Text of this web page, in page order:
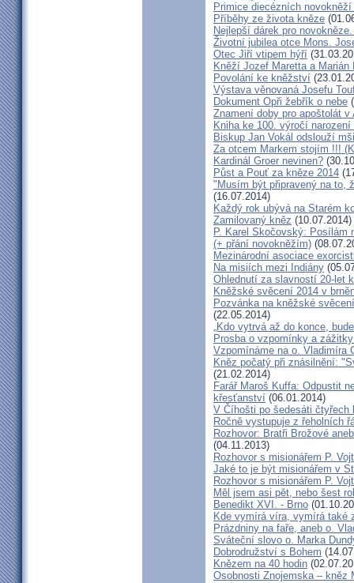
Primice diecézních
Příběhy ze života kněze
Nejlepší dárek pro
Životní jubilea otce Mons.
Otec Jiří vtipem hýří
Kněží Jozef Maretta a Marián
Povolání ke kněžství
Výstava věnovaná Josefu
Dokument Opři žebřík o nebe
Znamení doby pro apoštolát v
Kniha ke 100. výročí narození
Biskup Jan Vokál odslouží
Za otcem Markem stojím !!!
Kardinál Groer nevinen?
Půst a Pouť za kněze 2014
"Musím být připravený na to,
(16.07.2014)
Každý rok ubývá na Starém
Zamilovaný kněz (10.07.2014)
P. Karel Skočovský: Posílám
(+ přání novokněžím)
Mezinárodní asociace
Na misiích mezi Indiány
Ohlednutí za slavností 20-let
Kněžské svěcení 2014 v
Pozvánka na kněžské
(22.05.2014)
„Kdo vytrvá až do konce,
Prosba o vzpomínky a
Vzpomínáme na o. Vladimíra
Kněz počatý při znásilnění:
(21.02.2014)
Farář Maroš Kuffa: Odpustit
křesťanství (06.01.2014)
V Číhošti po šedesáti čtyřech
Ročně vystupuje z řeholních
Rozhovor: Bratři Brožové
(04.11.2013)
Rozhovor s misionářem P.
Jaké to je být misionářem v
Rozhovor s misionářem P.
Měl jsem asi pět, nebo šest
Benedikt XVI. - Brno
Kde vymírá víra, vymírá také
Prázdniny na faře, aneb o.
Sváteční slovo o. Marka
Dobrodružství s Bohem
Knězem na 40 hodin
Osobnosti Znojemska – kněz